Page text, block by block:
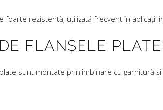
rezistentă, utilizată frecvent în aplicații
FLANȘELE
sunt montate prin îmbinare cu garnitură